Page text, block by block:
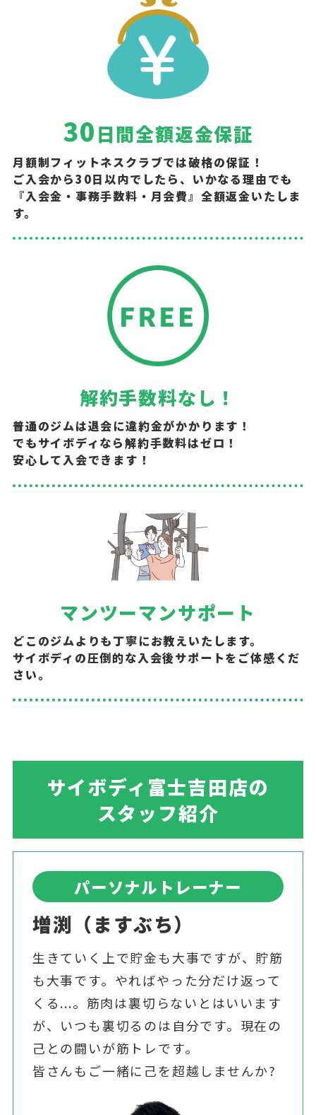
30日間全額返金保証
月額制フィットネスクラブでは破格の保証！
ご入会から30日以内でしたら、いかなる理由でも
『入会金・事務手数料・月会費』全額返金いたしま
す。
解約手数料なし！
普通のジムは退会に違約金がかかります！
でもサイボディなら解約手数料はゼロ！
安心して入会できます！
マンツーマンサポート
どこのジムよりも丁寧にお教えいたします。
サイボディの圧倒的な入会後サポートをご体感くだ
さい。
サイボディ富士吉田店の
スタッフ紹介
パーソナルトレーナー
増渕（ますぶち）
生きていく上で貯金も大事ですが、貯筋
も大事です。やればやった分だけ返って
くる...。筋肉は裏切らないとはいいます
が、いつも裏切るのは自分です。現在の
己との闘いが筋トレです。
皆さんもご一緒に己を超越しませんか?